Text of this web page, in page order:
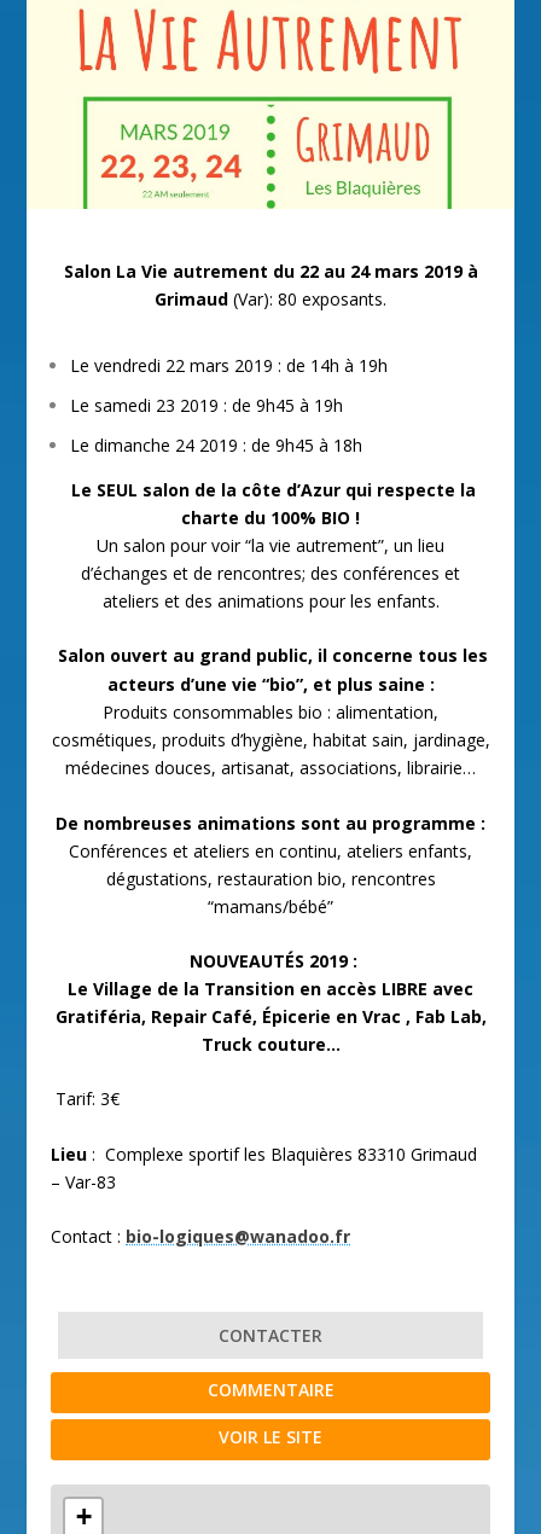
Salon La Vie autrement du 22 au 24 mars 2019 à
Grimaud (Var): 80 exposants.
Le vendredi 22 mars 2019 : de 14h à 19h
Le samedi 23 2019 : de 9h45 à 19h
Le dimanche 24 2019 : de 9h45 à 18h
Le SEUL salon de la côte d’Azur qui respecte la
charte du 100% BIO !
Un salon pour voir “la vie autrement”, un lieu
d’échanges et de rencontres; des conférences et
ateliers et des animations pour les enfants.
Salon ouvert au grand public, il concerne tous les
acteurs d’une vie “bio”, et plus saine :
Produits consommables bio : alimentation,
cosmétiques, produits d’hygiène, habitat sain, jardinage,
médecines douces, artisanat, associations, librairie…
De nombreuses animations sont au programme :
Conférences et ateliers en continu, ateliers enfants,
dégustations, restauration bio, rencontres
“mamans/bébé”
NOUVEAUTÉS 2019 :
Le Village de la Transition en accès LIBRE avec
Gratiféria, Repair Café, Épicerie en Vrac , Fab Lab,
Truck couture…
Tarif: 3€
Lieu:Complexe sportif les Blaquières83310 Grimaud
– Var-83
Contact : bio-logiques@wanadoo.fr
CONTACTER
COMMENTAIRE
VOIR LE SITE
+